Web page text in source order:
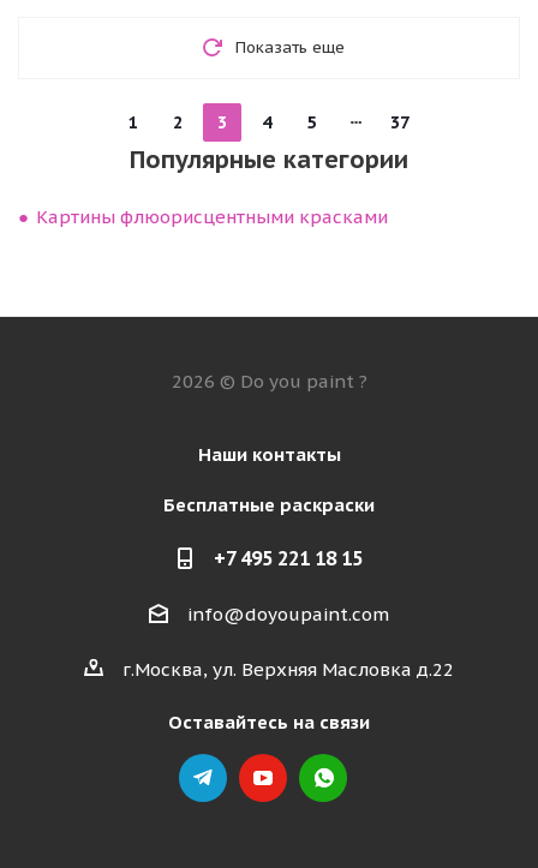
Показать еще
1 2 3 4 5 37
Популярные категории
Картины флюорисцентными красками
2026 © Do you paint ?
Наши контакты
Бесплатные раскраски
+7 495 221 18 15
info@doyoupaint.com
г.Москва, ул. Верхняя Масловка д.22
Оставайтесь на связи